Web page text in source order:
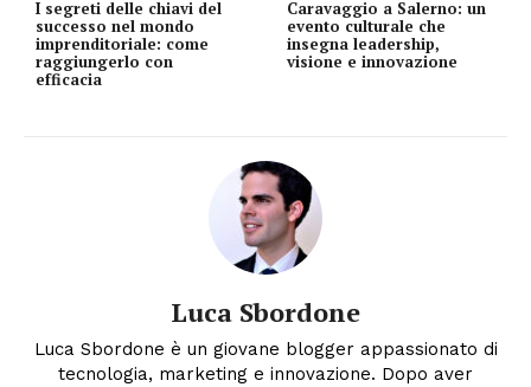
I segreti delle chiavi del
successo nel mondo
imprenditoriale: come
raggiungerlo con
efficacia
Caravaggio a Salerno: un
evento culturale che
insegna leadership,
visione e innovazione
Luca Sbordone
Luca Sbordone è un giovane blogger appassionato di
tecnologia, marketing e innovazione. Dopo aver